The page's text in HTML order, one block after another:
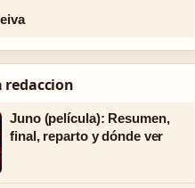
redaccion
Juno (película): Resumen,
final, reparto y dónde ver